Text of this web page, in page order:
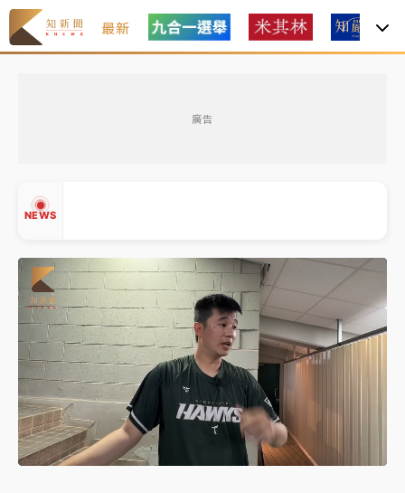
最新
廣告
NEWS
中信慈善基金會想增加董事人數！辜仲諒向法院聲請遭
駁 理由曝光
故宮《龍藏經》特展第2檔！今線上預約開賣一度塞車
周六起展出延長至晚上7時
台東農業處長涉圖利渡假村！東檢抗告成功 今重開羈
押庭
父親節泡湯了！中颱白海豚雨彈轟3天 「紅到發紫」降
雨熱區曝
女律師陳昱瑄詐慈濟10億！黃金158kg遭查扣畫面曝光
▲
Unmute
85.80%